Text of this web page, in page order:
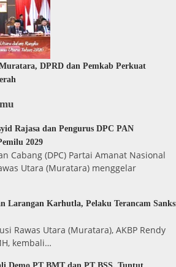
DPRD dan Pemkab Perkuat
Rajasa dan Pengurus DPC PAN
2029
Cabang (DPC) Partai Amanat Nasional
Utara (Muratara) menggelar
Larangan Karhutla, Pelaku Terancam
Rawas Utara (Muratara), AKBP Rendy
kembali…